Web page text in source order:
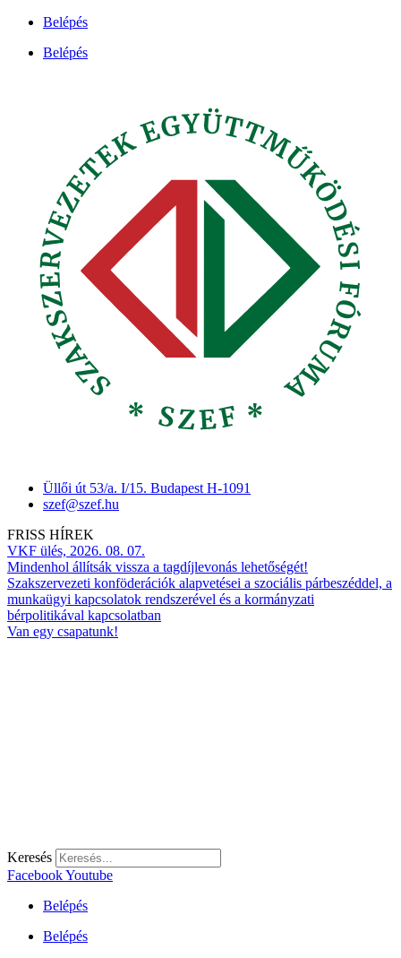
Ugrás
tartalomhoz
Belépés
Belépés
Üllői út 53/a. I/15. Budapest H-1091
szef@szef.hu
FRISS HÍREK
VKF ülés, 2026. 08. 07.
Mindenhol állítsák vissza a tagdíjlevonás lehetőségét!
Szakszervezeti konföderációk alapvetései a szociális párbeszéddel, a
munkaügyi kapcsolatok rendszerével és a kormányzati
bérpolitikával kapcsolatban
Van egy csapatunk!
Keresés
FacebookYoutube
Belépés
Belépés